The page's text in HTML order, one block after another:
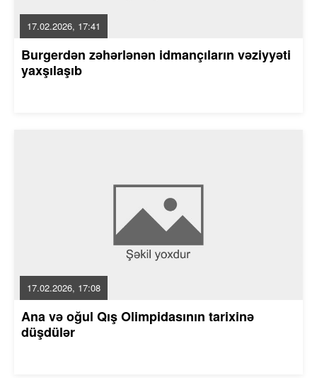
17.02.2026, 17:41
Burgerdən zəhərlənən idmançıların vəziyyəti
yaxşılaşıb
17.02.2026, 17:08
Ana və oğul Qış Olimpidasının tarixinə
düşdülər